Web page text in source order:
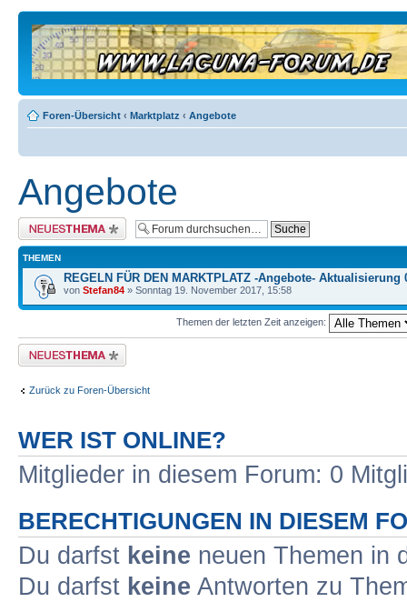
Foren-Übersicht ‹ Marktplatz ‹ Angebote
Angebote
Neues Thema erstellen
THEMEN
REGELN FÜR DEN MARKTPLATZ -Angebote- Aktualisierung
von Stefan84 » Sonntag 19. November 2017, 15:58
Themen der letzten Zeit anzeigen:
Neues Thema erstellen
Zurück zu Foren-Übersicht
WER IST ONLINE?
Mitglieder in diesem Forum: 0
BERECHTIGUNGEN IN DIESEM
Du darfst keine neuen Themen in
Du darfst keine Antworten zu